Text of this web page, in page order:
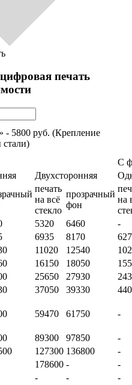
печать
- 5800 руб. (Крепление
С
Двухсторонняя
печать
на всё
стекло
прозрачный
фон
на
5320 6460
-
6935 8170
11020 12540
16150 18050
25650 27930
37050 39330
59470 61750 -
89300 97850
-
127300 136800
-
178600 -
-
- -
-